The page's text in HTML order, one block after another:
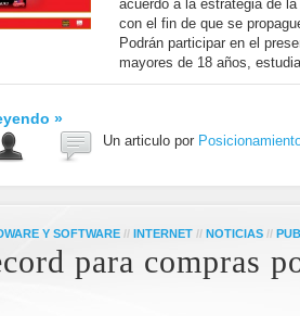
acuerdo a la estrategia de
con el fin de que se
Podrán participar en el
mayores de 18 años,
»
Un articulo por
Y SOFTWARE // INTERNET // NOTICIAS //
para compras